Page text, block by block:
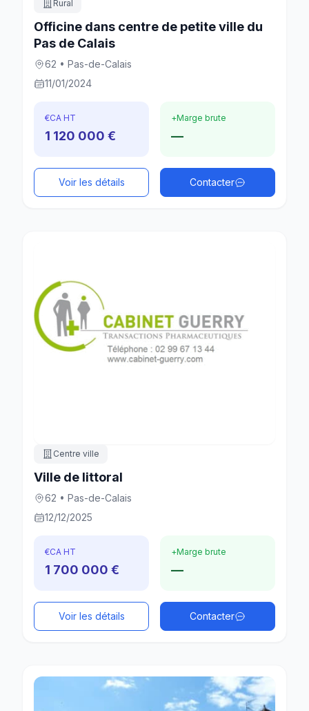
Rural
Officine dans centre de petite ville du
Pas de Calais
62 • Pas-de-Calais
11/01/2024
€CA HT
1 120 000 €
+Marge brute
—
Voir les détails Contacter
Centre ville
Ville de littoral
62 • Pas-de-Calais
12/12/2025
€CA HT
1 700 000 €
+Marge brute
—
Voir les détails Contacter